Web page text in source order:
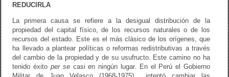
REDUCIRLA
La primera causa se refiere a la desigual distribución de la
propiedad del capital físico, de los recursos naturales o de los
recursos del estado. Este es el más clásico de los orígenes, que
ha llevado a plantear políticas o reformas redistributivas a través
del cambio de la propiedad y de su usufructo. Este camino no ha
tenido éxitoper secasi en ningún lugar. En el Perú el Gobierno
Militar de Juan Velasco (1968-1975) intentó cambiar las